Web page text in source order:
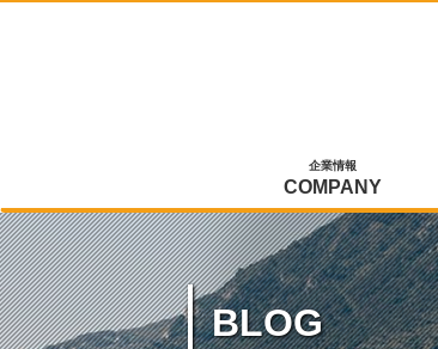
企業情報
COMPANY
BLOG